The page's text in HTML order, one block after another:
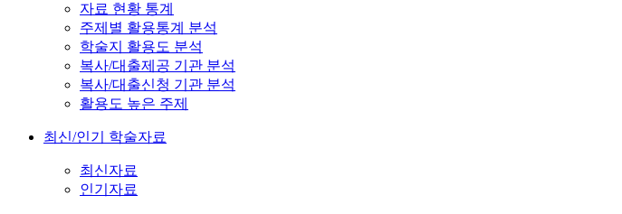
자료 현황 통계
주제별 활용통계 분석
학술지 활용도 분석
복사/대출제공 기관 분석
복사/대출신청 기관 분석
활용도 높은 주제
최신/인기 학술자료
최신자료
인기자료